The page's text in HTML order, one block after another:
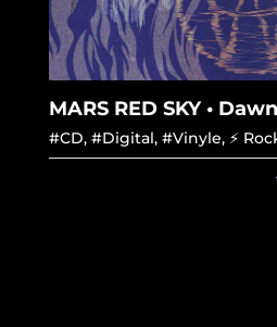
MARS RED SKY •
#CD, #Digital, #Vinyle, ⚡